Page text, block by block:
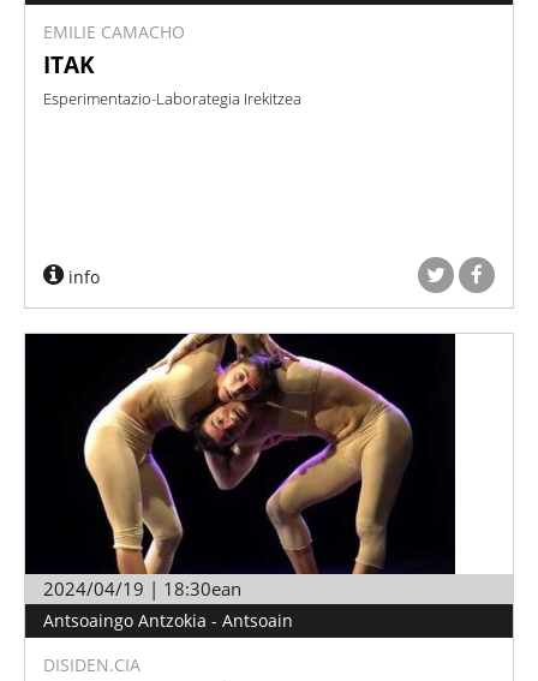
EMILIE CAMACHO
ITAK
Esperimentazio-Laborategia Irekitzea
info
2024/04/19 | 18:30ean
Antsoaingo Antzokia - Antsoain
DISIDEN.CIA